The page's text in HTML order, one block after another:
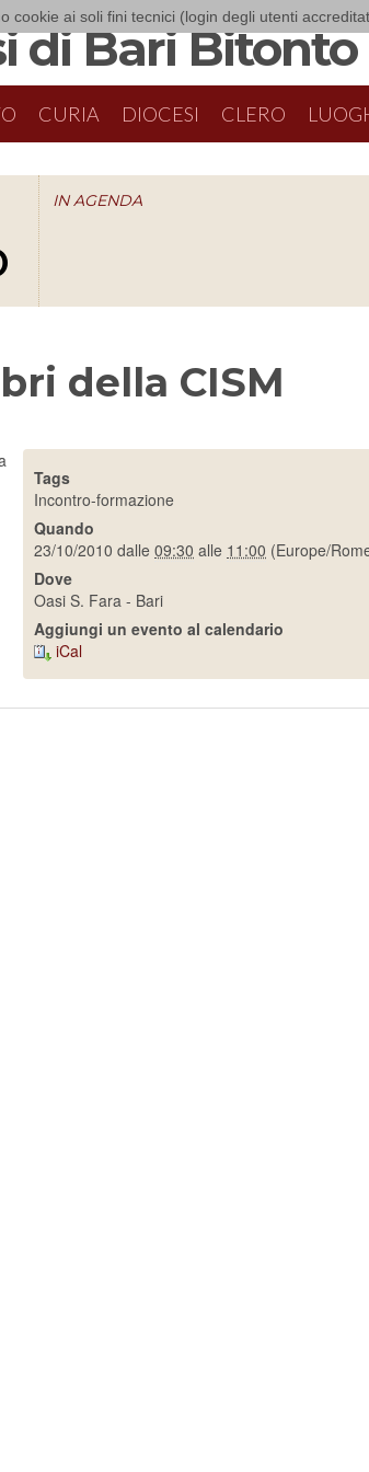
cookie ai soli fini tecnici (login degli utenti
di Bari Bitonto
CURIA DIOCESI CLERO
IN AGENDA
della CISM
Tags
Incontro-formazione
Quando
23/10/2010 dalle 09:30 alle 11:00 (Europe/
Dove
Oasi S. Fara - Bari
Aggiungi un evento al calendario
iCal